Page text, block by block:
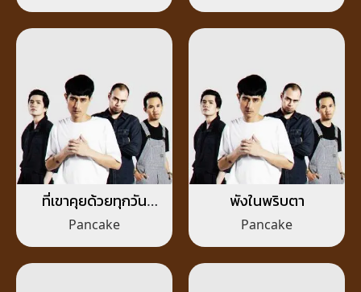
ที่เขาคุยด้วยทุกวัน
(เพราะทักหาเขาทุกวัน
หรือเปล่า)
Pancake
พังในพริบตา
Pancake